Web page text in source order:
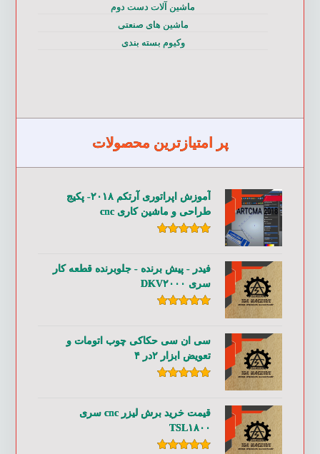
ماشین آلات دست دوم
ماشین های صنعتی
وکیوم بسته بندی
پر امتیازترین محصولات
آموزش اپراتوری آرتکم ۲۰۱۸- پکیج
طراحی و ماشین کاری cnc
فیدر - پیش برنده - جلوبرنده قطعه کار
سری DKV۲۰۰۰
سی ان سی حکاکی چوب اتومات و
تعویض ابزار ۲در ۴
قیمت خرید برش لیزر cnc سری
TSL۱۸۰۰